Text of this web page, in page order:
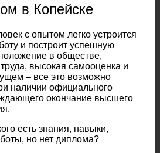
в Копейске
с опытом легко устроится
и построит успешную
в обществе,
высокая самооценка и
– все это возможно
наличии официального
окончание высшего
есть знания, навыки,
но нет диплома?